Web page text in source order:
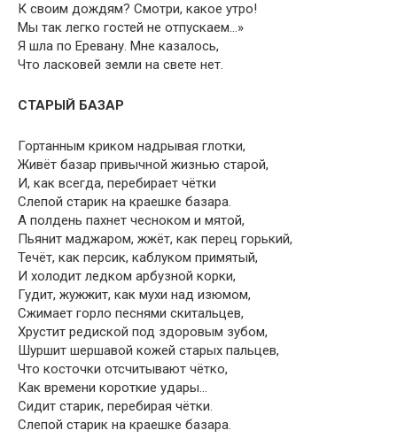
К своим дождям? Смотри, какое утро!
Мы так легко гостей не отпускаем…»
Я шла по Еревану. Мне казалось,
Что ласковей земли на свете нет.
СТАРЫЙ БАЗАР
Гортанным криком надрывая глотки,
Живёт базар привычной жизнью старой,
И, как всегда, перебирает чётки
Слепой старик на краешке базара.
А полдень пахнет чесноком и мятой,
Пьянит маджаром, жжёт, как перец горький,
Течёт, как персик, каблуком примятый,
И холодит ледком арбузной корки,
Гудит, жужжит, как мухи над изюмом,
Сжимает горло песнями скитальцев,
Хрустит редиской под здоровым зубом,
Шуршит шершавой кожей старых пальцев,
Что косточки отсчитывают чётко,
Как времени короткие удары…
Сидит старик, перебирая чётки.
Слепой старик на краешке базара.